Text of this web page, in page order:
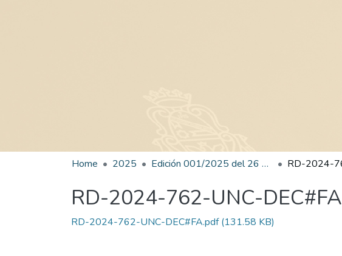
Home 2025 Edición 001/2025 del 26 de mayo de 2025
RD-2024-762-UNC-DEC#FA
RD-2024-762-UNC-DEC#FA.pdf(131.58 KB)